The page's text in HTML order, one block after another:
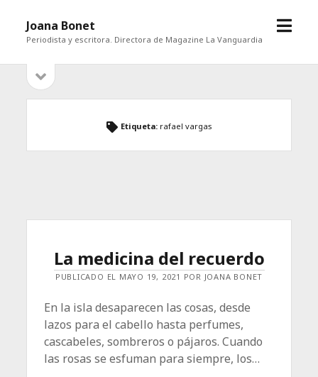
Joana Bonet
Periodista y escritora. Directora de Magazine La Vanguardia
abrir
Barra
lateral
barra
Etiqueta: rafael vargas
La medicina del recuerdo
PUBLICADO EL MAYO 19, 2021 POR JOANA BONET
En la isla desaparecen las cosas, desde
lazos para el cabello hasta perfumes,
cascabeles, sombreros o pájaros. Cuando
las rosas se esfuman para siempre, los…